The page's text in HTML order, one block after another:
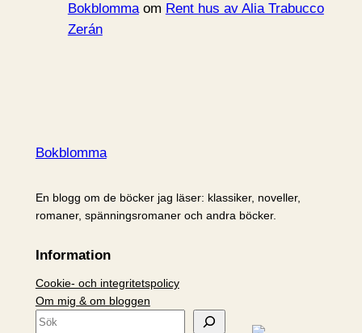
Bokblommaom Rent hus av Alia Trabucco
Zerán
Bokblomma
En blogg om de böcker jag läser: klassiker, noveller,
romaner, spänningsromaner och andra böcker.
Information
Cookie- och integritetspolicy
Om mig & om bloggen
S